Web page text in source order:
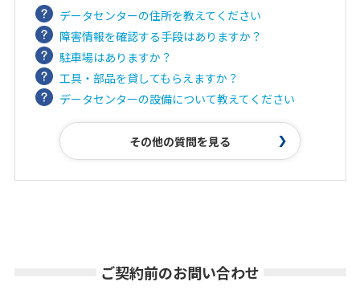
データセンターの住所を教えてください
障害情報を確認する手段はありますか？
駐車場はありますか？
工具・部品を貸してもらえますか？
データセンターの設備について教えてください
その他の質問を見る
ご契約前のお問い合わせ